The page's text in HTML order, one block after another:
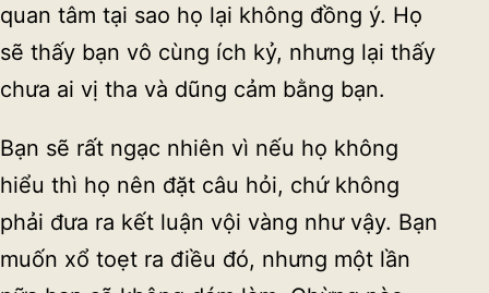
quan tâm tại sao họ lại không đồng ý. Họ
sẽ thấy bạn vô cùng ích kỷ, nhưng lại thấy
chưa ai vị tha và dũng cảm bằng bạn.
Bạn sẽ rất ngạc nhiên vì nếu họ không
hiểu thì họ nên đặt câu hỏi, chứ không
phải đưa ra kết luận vội vàng như vậy. Bạn
muốn xổ toẹt ra điều đó, nhưng một lần